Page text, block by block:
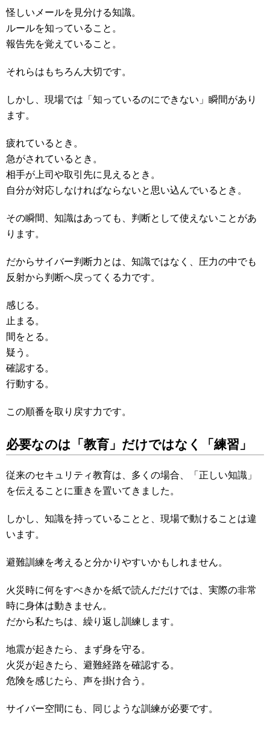
怪しいメールを見分ける知識。
ルールを知っていること。
報告先を覚えていること。
それらはもちろん大切です。
しかし、現場では「知っているのにできない」瞬間があり
ます。
疲れているとき。
急がされているとき。
相手が上司や取引先に見えるとき。
自分が対応しなければならないと思い込んでいるとき。
その瞬間、知識はあっても、判断として使えないことがあ
ります。
だからサイバー判断力とは、知識ではなく、圧力の中でも
反射から判断へ戻ってくる力です。
感じる。
止まる。
間をとる。
疑う。
確認する。
行動する。
この順番を取り戻す力です。
必要なのは「教育」だけではなく「練習」
従来のセキュリティ教育は、多くの場合、「正しい知識」
を伝えることに重きを置いてきました。
しかし、知識を持っていることと、現場で動けることは違
います。
避難訓練を考えると分かりやすいかもしれません。
火災時に何をすべきかを紙で読んだだけでは、実際の非常
時に身体は動きません。
だから私たちは、繰り返し訓練します。
地震が起きたら、まず身を守る。
火災が起きたら、避難経路を確認する。
危険を感じたら、声を掛け合う。
サイバー空間にも、同じような訓練が必要です。